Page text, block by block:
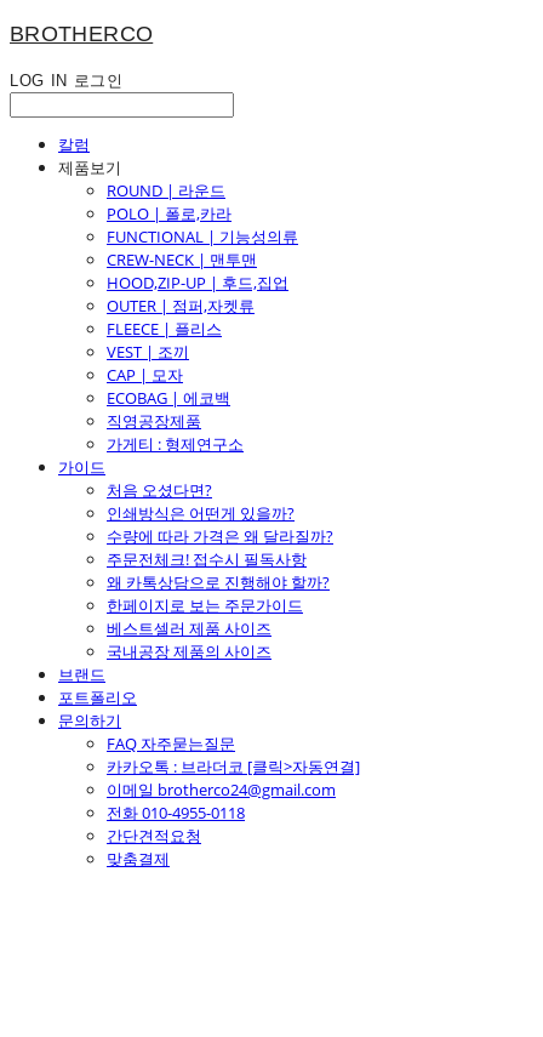
BROTHERCO
LOG IN 로그인
칼럼
제품보기
ROUND | 라운드
POLO | 폴로,카라
FUNCTIONAL | 기능성의류
CREW-NECK | 맨투맨
HOOD,ZIP-UP | 후드,집업
OUTER | 점퍼,자켓류
FLEECE | 플리스
VEST | 조끼
CAP | 모자
ECOBAG | 에코백
직영공장제품
가게티 : 형제연구소
가이드
처음 오셨다면?
인쇄방식은 어떤게 있을까?
수량에 따라 가격은 왜 달라질까?
주문전체크! 접수시 필독사항
왜 카톡상담으로 진행해야 할까?
한페이지로 보는 주문가이드
베스트셀러 제품 사이즈
국내공장 제품의 사이즈
브랜드
포트폴리오
문의하기
FAQ 자주묻는질문
카카오톡 : 브라더코 [클릭>자동연결]
이메일 brotherco24@gmail.com
전화 010-4955-0118
간단견적요청
맞춤결제